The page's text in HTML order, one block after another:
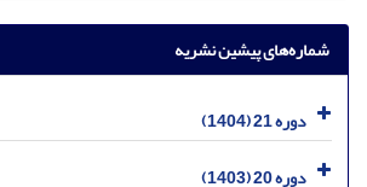
شماره‌های پیشین نشریه
دوره 21 (1404)
دوره 20 (1403)